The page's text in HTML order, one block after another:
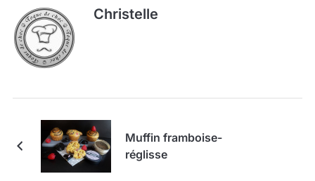
Christelle
Muffin framboise-
réglisse